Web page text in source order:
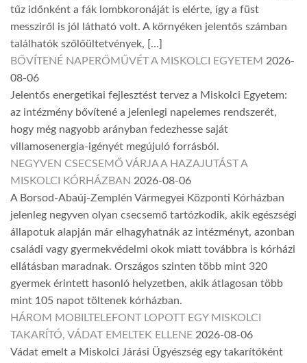
tűz időnként a fák lombkoronáját is elérte, így a füst
messziről is jól látható volt. A környéken jelentős számban
találhatók szőlőültetvények, […]
BŐVÍTENÉ NAPERŐMŰVÉT A MISKOLCI EGYETEM 2026-
08-06
Jelentős energetikai fejlesztést tervez a Miskolci Egyetem:
az intézmény bővítené a jelenlegi napelemes rendszerét,
hogy még nagyobb arányban fedezhesse saját
villamosenergia-igényét megújuló forrásból.
NEGYVEN CSECSEMŐ VÁRJA A HAZAJUTÁST A
MISKOLCI KÓRHÁZBAN 2026-08-06
A Borsod-Abaúj-Zemplén Vármegyei Központi Kórházban
jelenleg negyven olyan csecsemő tartózkodik, akik egészségi
állapotuk alapján már elhagyhatnák az intézményt, azonban
családi vagy gyermekvédelmi okok miatt továbbra is kórházi
ellátásban maradnak. Országos szinten több mint 320
gyermek érintett hasonló helyzetben, akik átlagosan több
mint 105 napot töltenek kórházban.
HÁROM MOBILTELEFONT LOPOTT EGY MISKOLCI
TAKARÍTÓ, VÁDAT EMELTEK ELLENE 2026-08-06
Vádat emelt a Miskolci Járási Ügyészség egy takarítóként